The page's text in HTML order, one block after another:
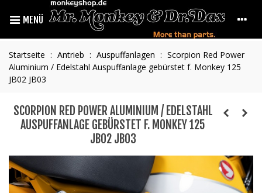
MENÜ
Startseite : Antrieb : Auspuffanlagen : Scorpion Red Power
Aluminium / Edelstahl Auspuffanlage gebürstet f. Monkey 125
JB02 JB03
SCORPION RED POWER ALUMINIUM / EDELSTAHL
AUSPUFFANLAGE GEBÜRSTET F. MONKEY 125
JB02 JB03